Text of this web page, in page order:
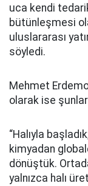
uca kendi
bütünleşmesi
uluslararası
söyledi.
Mehmet
olarak ise
“Halıyla
kimyadan
dönüştük.
yalnızca halı